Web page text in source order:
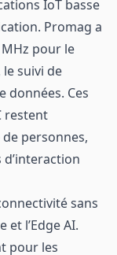
IoT basse
Promag a
MHz pour le
le suivi de
données. Ces
restent
personnes,
sans
et l’Edge AI.
pour les